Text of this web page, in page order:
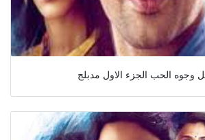
الحب الجزء الاول مدبلج